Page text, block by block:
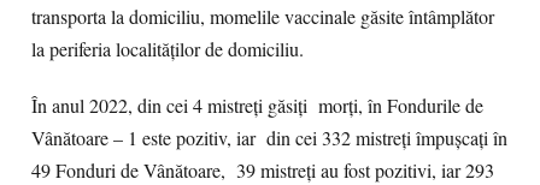
transporta la domiciliu, momelile vaccinale găsite întâmplător
la periferia localităților de domiciliu.
În anul 2022, din cei 4 mistreți găsiți morți, în Fondurile de
Vânătoare – 1 este pozitiv, iar din cei 332 mistreți împușcați în
49 Fonduri de Vânătoare, 39 mistreți au fost pozitivi, iar 293